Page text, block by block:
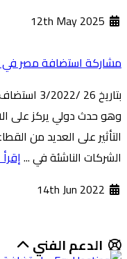
مشاركة استضافة مصر
بتاريخ
وهو حدث دولي يركز على
التأثير على العديد من
الشركات الناشئة في ...
الدعم الفني